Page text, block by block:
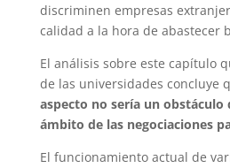
discriminen empresas
calidad a la hora de abastecer
El análisis sobre este capítulo
de las universidades concluye
aspecto no sería un
ámbito de las negociaciones
El funcionamiento actual de